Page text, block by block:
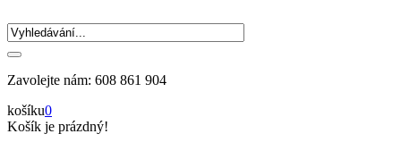
Zavolejte nám: 608 861 904
košíku0
Košík je prázdný!